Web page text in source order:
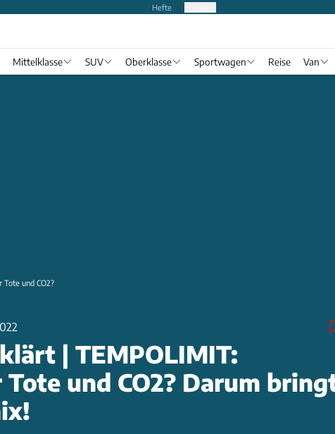
Hefte
Mittelklasse SUV Oberklasse Sportwagen Reise Van
und CO2?
| TEMPOLIMIT:
und CO2? Darum